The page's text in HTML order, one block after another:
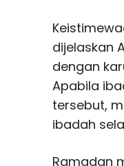
dijelaskan
dengan
Apabila
tersebut,
ibadah
Ramadan